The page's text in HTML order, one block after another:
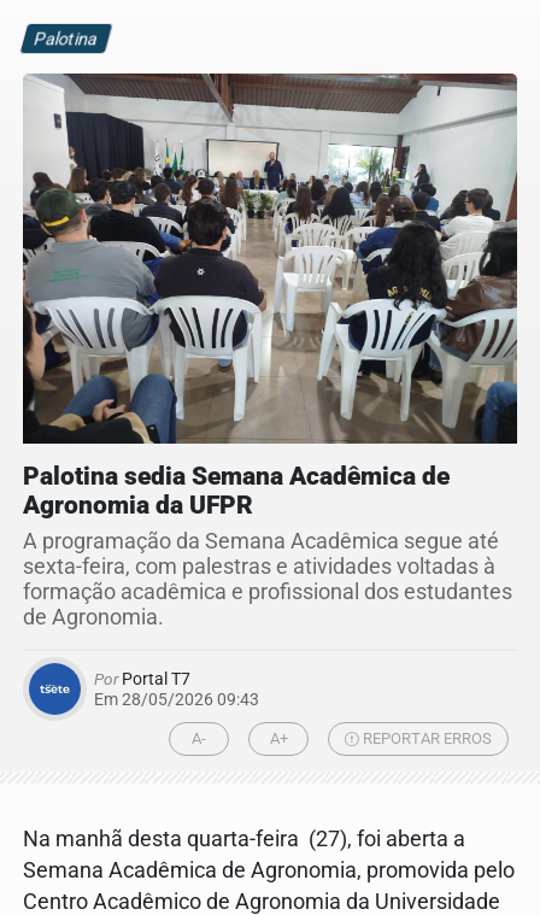
Palotina
Palotina sedia Semana Acadêmica de
Agronomia da UFPR
A programação da Semana Acadêmica segue até
sexta-feira, com palestras e atividades voltadas à
formação acadêmica e profissional dos estudantes
de Agronomia.
PorPortal T7
Em 28/05/2026 09:43
A- A+ REPORTAR ERROS
Na manhã desta quarta-feira (27), foi aberta a
Semana Acadêmica de Agronomia, promovida pelo
Centro Acadêmico de Agronomia da Universidade